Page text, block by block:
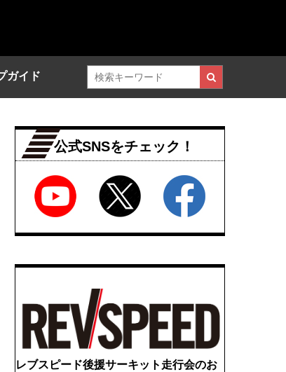
ガイド
公式SNSをチェック！
レブスピード後援サーキット走行会のお